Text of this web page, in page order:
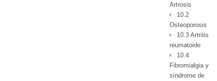
Artrosis
10.2
Osteoporosis
10.3 Artritis
reumatoide
10.4
Fibromialgia y
síndrome de